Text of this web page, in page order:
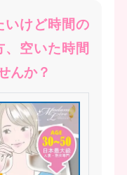
いけど時間の
空いた時間
んか？